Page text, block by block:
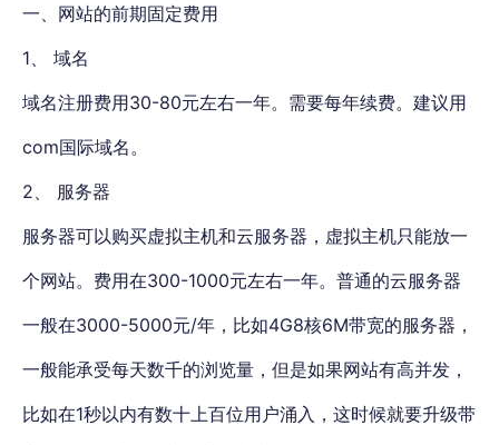
一、网站的前期固定费用
1、 域名
域名注册费用30-80元左右一年。需要每年续费。建议用
com国际域名。
2、 服务器
服务器可以购买虚拟主机和云服务器，虚拟主机只能放一
个网站。费用在300-1000元左右一年。普通的云服务器
一般在3000-5000元/年，比如4G8核6M带宽的服务器，
一般能承受每天数千的浏览量，但是如果网站有高并发，
比如在1秒以内有数十上百位用户涌入，这时候就要升级带